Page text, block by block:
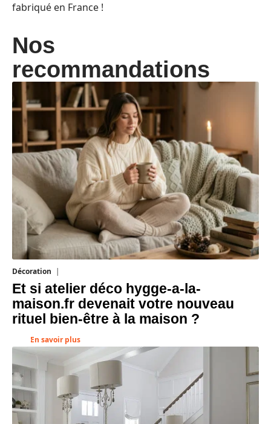
fabriqué en France !
Nos
recommandations
Décoration
Et si atelier déco hygge-a-la-
maison.fr devenait votre nouveau
rituel bien-être à la maison ?
En savoir plus